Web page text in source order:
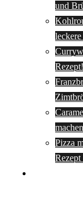
und
Pizza